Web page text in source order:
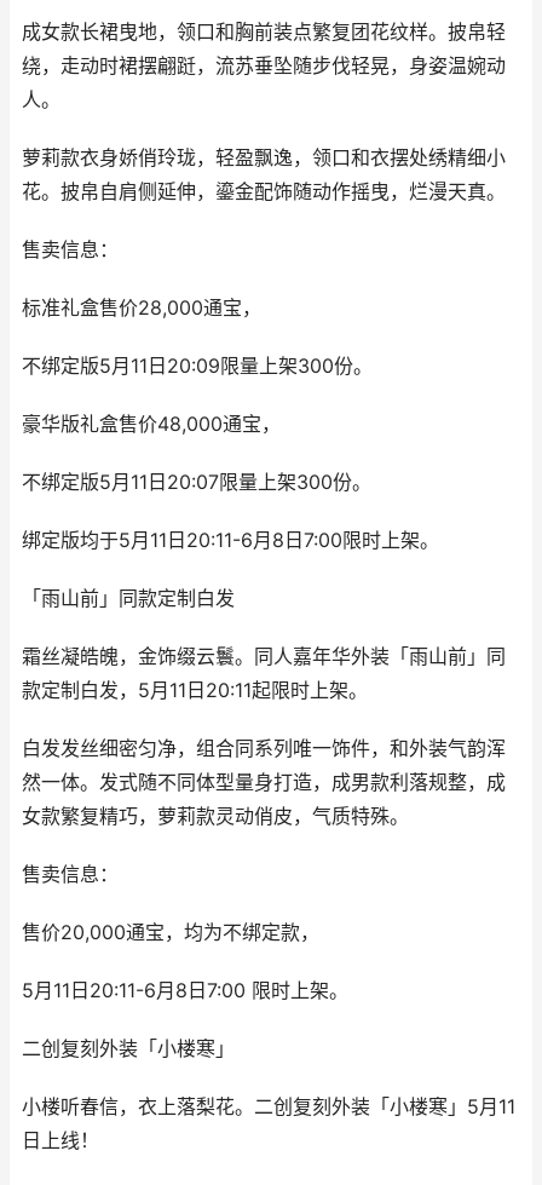
成女款长裙曳地，领口和胸前装点繁复团花纹样。披帛轻
绕，走动时裙摆翩跹，流苏垂坠随步伐轻晃，身姿温婉动
人。
萝莉款衣身娇俏玲珑，轻盈飘逸，领口和衣摆处绣精细小
花。披帛自肩侧延伸，鎏金配饰随动作摇曳，烂漫天真。
售卖信息：
标准礼盒售价28,000通宝，
不绑定版5月11日20:09限量上架300份。
豪华版礼盒售价48,000通宝，
不绑定版5月11日20:07限量上架300份。
绑定版均于5月11日20:11-6月8日7:00限时上架。
「雨山前」同款定制白发
霜丝凝皓魄，金饰缀云鬟。同人嘉年华外装「雨山前」同
款定制白发，5月11日20:11起限时上架。
白发发丝细密匀净，组合同系列唯一饰件，和外装气韵浑
然一体。发式随不同体型量身打造，成男款利落规整，成
女款繁复精巧，萝莉款灵动俏皮，气质特殊。
售卖信息：
售价20,000通宝，均为不绑定款，
5月11日20:11-6月8日7:00 限时上架。
二创复刻外装「小楼寒」
小楼听春信，衣上落梨花。二创复刻外装「小楼寒」5月11
日上线！